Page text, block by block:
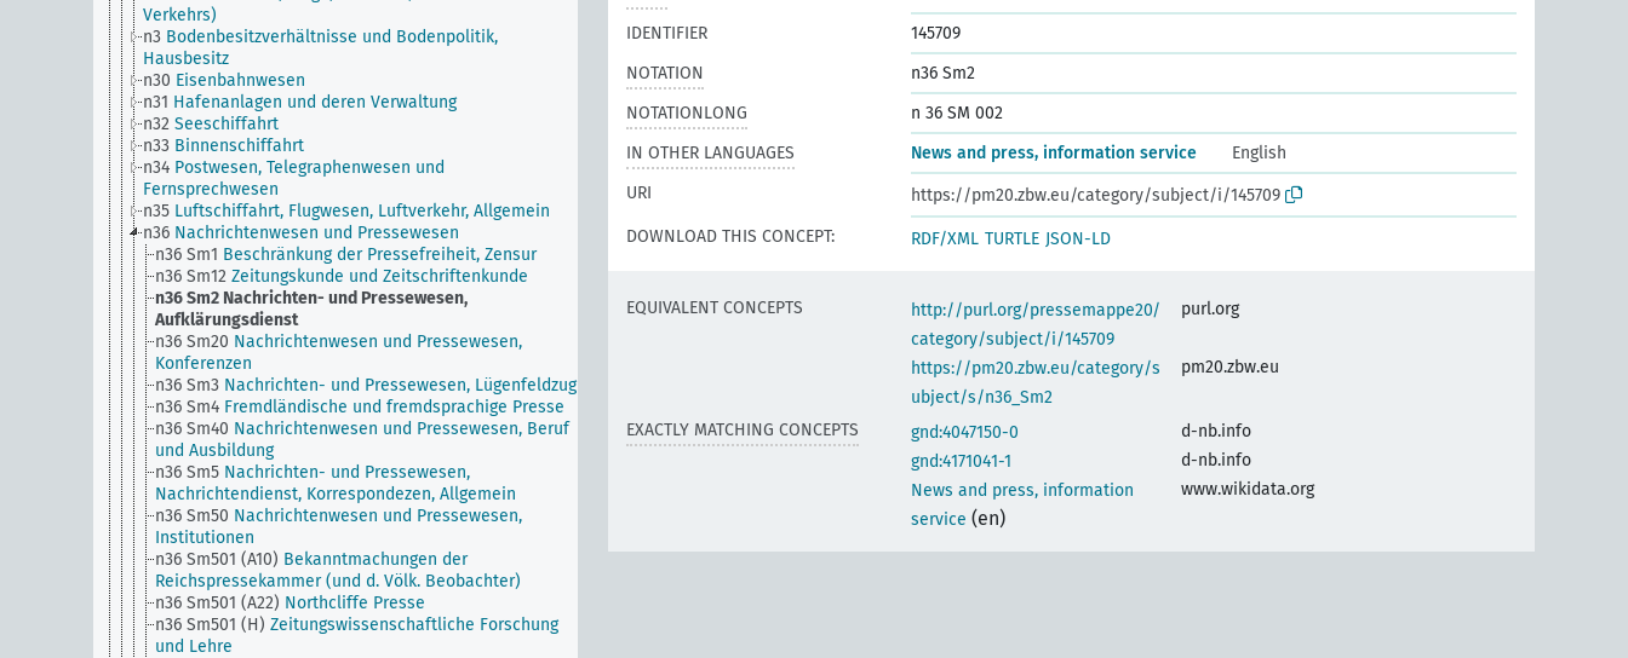
Verkehrs)
n3 Bodenbesitzverhältnisse und Bodenpolitik,
Hausbesitz
n30 Eisenbahnwesen
n31 Hafenanlagen und deren Verwaltung
n32 Seeschiffahrt
n33 Binnenschiffahrt
n34 Postwesen, Telegraphenwesen und
Fernsprechwesen
n35 Luftschiffahrt, Flugwesen, Luftverkehr, Allgemein
n36 Nachrichtenwesen und Pressewesen
n36 Sm1 Beschränkung der Pressefreiheit, Zensur
n36 Sm12 Zeitungskunde und Zeitschriftenkunde
n36 Sm2 Nachrichten- und Pressewesen,
Aufklärungsdienst
n36 Sm20 Nachrichtenwesen und Pressewesen,
Konferenzen
n36 Sm3 Nachrichten- und Pressewesen, Lügenfeldzug
n36 Sm4 Fremdländische und fremdsprachige Presse
n36 Sm40 Nachrichtenwesen und Pressewesen, Beruf
und Ausbildung
n36 Sm5 Nachrichten- und Pressewesen,
Nachrichtendienst, Korrespondezen, Allgemein
n36 Sm50 Nachrichtenwesen und Pressewesen,
Institutionen
n36 Sm501 (A10) Bekanntmachungen der
Reichspressekammer (und d. Völk. Beobachter)
n36 Sm501 (A22) Northcliffe Presse
n36 Sm501 (H) Zeitungswissenschaftliche Forschung
und Lehre
IDENTIFIER
145709
NOTATION
n36 Sm2
NOTATIONLONG
n 36 SM 002
IN OTHER LANGUAGES
News and press, information service
English
URI
https://pm20.zbw.eu/category/subject/i/145709
DOWNLOAD THIS CONCEPT:
RDF/XML TURTLE JSON-LD
EQUIVALENT CONCEPTS
http://purl.org/pressemappe20/
category/subject/i/145709
purl.org
https://pm20.zbw.eu/category/s
ubject/s/n36_Sm2
pm20.zbw.eu
EXACTLY MATCHING CONCEPTS gnd:4047150-0
d-nb.info
gnd:4171041-1
d-nb.info
News and press, information
service (en)
www.wikidata.org